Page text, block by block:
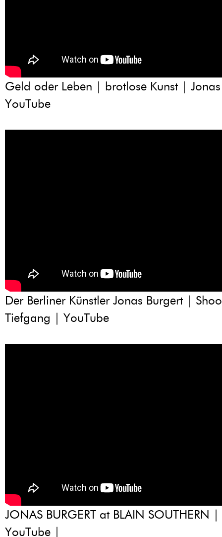
Geld oder Leben | brotlose Kunst |
YouTube
Der Berliner Künstler Jonas Burgert |
Tiefgang | YouTube
JONAS BURGERT at BLAIN SOUTHERN |
YouTube |